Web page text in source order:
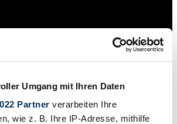
Umgang mit Ihren Daten
Partner verarbeiten Ihre
wie z. B. Ihre IP-Adresse, mithilfe